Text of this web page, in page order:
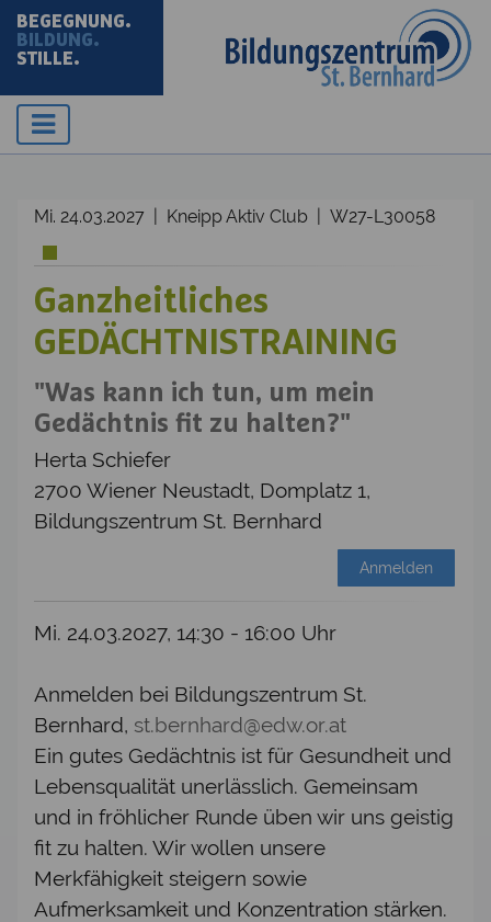
BEGEGNUNG.
BILDUNG.
STILLE.
Mi. 24.03.2027 | Kneipp Aktiv Club | W27-L30058
Ganzheitliches
GEDÄCHTNISTRAINING
"Was kann ich tun, um mein
Gedächtnis fit zu halten?"
Herta Schiefer
2700 Wiener Neustadt, Domplatz 1,
Bildungszentrum St. Bernhard
Anmelden
Mi. 24.03.2027, 14:30 - 16:00 Uhr
Anmelden bei Bildungszentrum St.
Bernhard, st.bernhard@edw.or.at
Ein gutes Gedächtnis ist für Gesundheit und
Lebensqualität unerlässlich. Gemeinsam
und in fröhlicher Runde üben wir uns geistig
fit zu halten. Wir wollen unsere
Merkfähigkeit steigern sowie
Aufmerksamkeit und Konzentration stärken.